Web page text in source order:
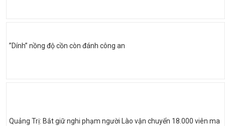
”Dính” nồng độ cồn còn đánh công an
Quảng Trị: Bắt giữ nghi phạm người Lào vận chuyển 18.000 viên ma